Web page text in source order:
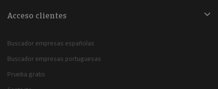
Acceso clientes
Buscador empresas españolas
Buscador empresas portuguesas
Prueba gratis